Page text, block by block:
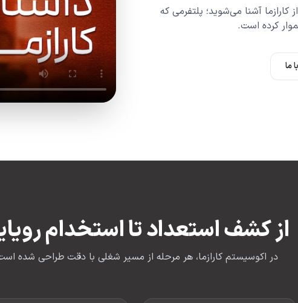
آشنا می‌شوید؛ پلتفرمی که
کرده است.
ما
از کشف استعداد تا استخدام
در اکوسیستم کارازما، هر مرحله از مسیر شغلی با دقت طراحی شده